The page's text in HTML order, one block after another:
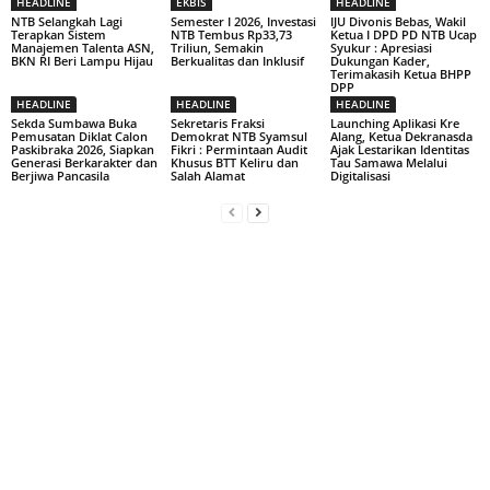
NTB Selangkah Lagi
Terapkan Sistem
Manajemen Talenta ASN,
BKN RI Beri Lampu Hijau
Semester I 2026, Investasi
NTB Tembus Rp33,73
Triliun, Semakin
Berkualitas dan Inklusif
IJU Divonis Bebas, Wakil
Ketua I DPD PD NTB Ucap
Syukur : Apresiasi
Dukungan Kader,
Terimakasih Ketua BHPP
DPP
HEADLINE
Sekda Sumbawa Buka
Pemusatan Diklat Calon
Paskibraka 2026, Siapkan
Generasi Berkarakter dan
Berjiwa Pancasila
HEADLINE
Sekretaris Fraksi
Demokrat NTB Syamsul
Fikri : Permintaan Audit
Khusus BTT Keliru dan
Salah Alamat
HEADLINE
Launching Aplikasi Kre
Alang, Ketua Dekranasda
Ajak Lestarikan Identitas
Tau Samawa Melalui
Digitalisasi